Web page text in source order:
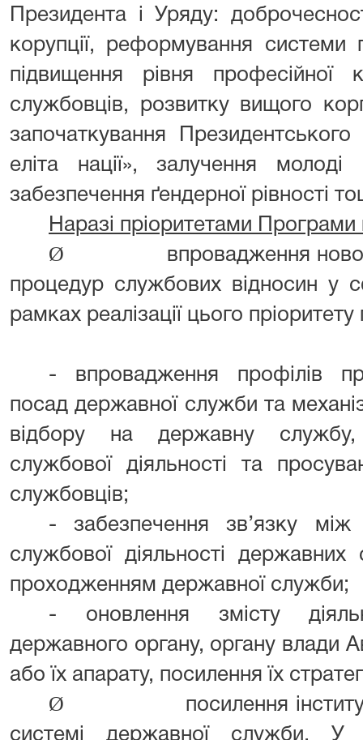
Президента і Уряду:
корупції, реформування системи
підвищення рівня професійної
службовців, розвитку вищого
започаткування
еліта нації», залучення
забезпечення ґендерної рівності
Наразі пріоритетами Програми
Ø
впровадження
процедур службових відносин у
рамках реалізації цього
- впровадження профілів
посад державної служби та
відбору на державну службу,
службової діяльності та
службовців;
- забезпечення зв’язку між
службової діяльності
проходженням державної служби;
- оновлення змісту
державного органу, органу влади
або їх апарату, посилення їх
Ø
посилення
системі державної служби. У